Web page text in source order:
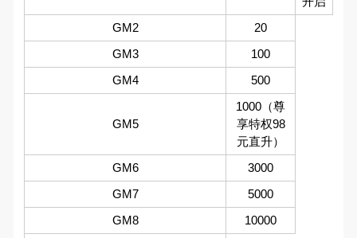
GM2
20
GM3
100
GM4
500
GM5
1000（尊
享特权98
元直升）
GM6
3000
GM7
5000
GM8
10000